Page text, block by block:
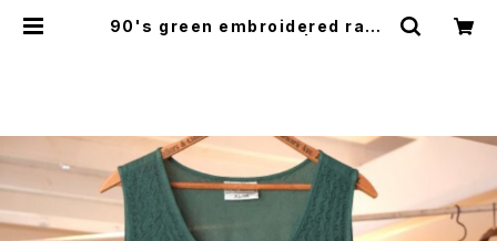
90's green embroidered rayo